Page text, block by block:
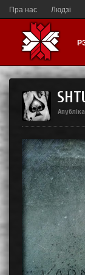
Пра нас Людзі